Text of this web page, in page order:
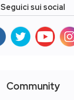
Seguici sui social
Community